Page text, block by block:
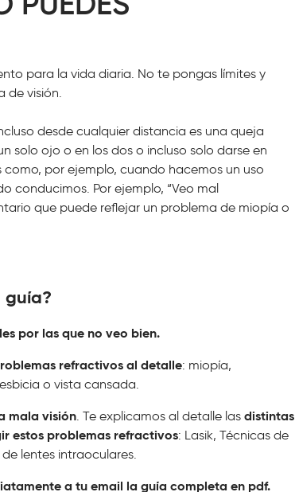
para la vida diaria. No te pongas límites y
de visión.
desde cualquier distancia es una queja
solo ojo o en los dos o incluso solo darse en
por ejemplo, cuando hacemos un uso
conducimos. Por ejemplo, “Veo mal
que puede reflejar un problema de miopía o
guía?
por las que no veo bien.
refractivos al detalle: miopía,
o vista cansada.
mala visión. Te explicamos al detalle las distintas
estos problemas refractivos: Lasik, Técnicas de
lentes intraoculares.
a tu email la guía completa en pdf.